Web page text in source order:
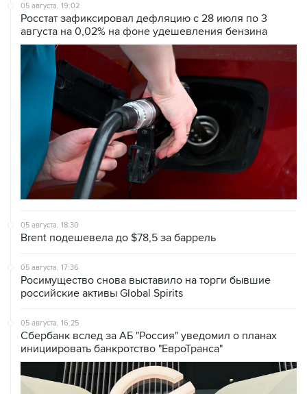
05 августа, 19:02
Росстат зафиксировал дефляцию с 28 июля по 3
августа на 0,02% на фоне удешевления бензина
05 августа, 18:30
Brent подешевела до $78,5 за баррель
05 августа, 17:36
Росимущество снова выставило на торги бывшие
российские активы Global Spirits
05 августа, 16:25
Сбербанк вслед за АБ "Россия" уведомил о планах
инициировать банкротство "ЕвроТранса"